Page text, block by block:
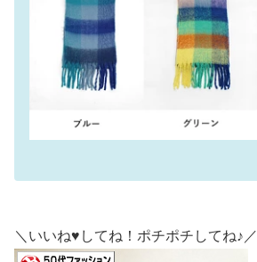
＼いいね♥してね！ポチポチしてね♪／